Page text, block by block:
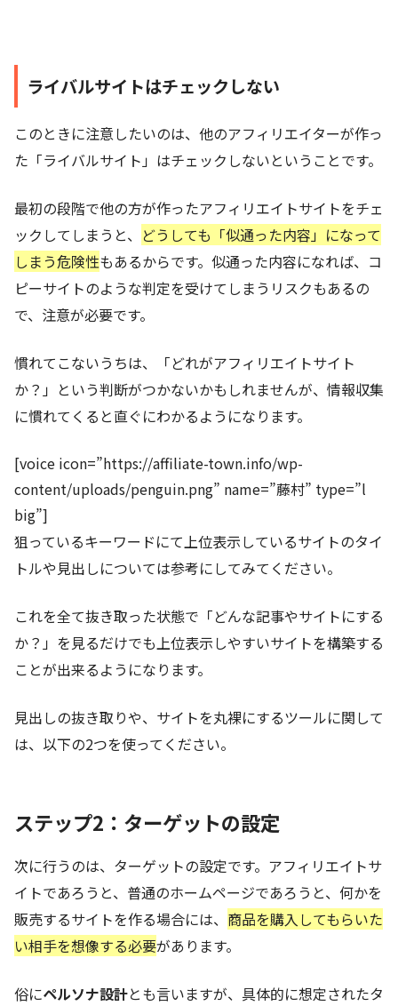
ライバルサイトはチェックしない
このときに注意したいのは、他のアフィリエイターが作っ
た「ライバルサイト」はチェックしないということです。
最初の段階で他の方が作ったアフィリエイトサイトをチェ
ックしてしまうと、 どうしても「似通った内容」になって
しまう危険性もあるからです。似通った内容になれば、コ
ピーサイトのような判定を受けてしまうリスクもあるの
で、注意が必要です。
慣れてこないうちは、「どれがアフィリエイトサイト
か？」という判断がつかないかもしれませんが、情報収集
に慣れてくると直ぐにわかるようになります。
[voice icon=”https://affiliate-town.info/wp-
content/uploads/penguin.png” name=”藤村” type=”l
big”]
狙っているキーワードにて上位表示しているサイトのタイ
トルや見出しについては参考にしてみてください。
これを全て抜き取った状態で「どんな記事やサイトにする
か？」を見るだけでも上位表示しやすいサイトを構築する
ことが出来るようになります。
見出しの抜き取りや、サイトを丸裸にするツールに関して
は、以下の2つを使ってください。
ステップ2：ターゲットの設定
次に行うのは、ターゲットの設定です。アフィリエイトサ
イトであろうと、普通のホームページであろうと、何かを
販売するサイトを作る場合には、 商品を購入してもらいた
い相手を想像する必要があります。
俗にペルソナ設計とも言いますが、具体的に想定されたタ